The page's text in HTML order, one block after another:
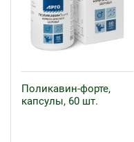
Поликавин-форте,
капсулы, 60 шт.